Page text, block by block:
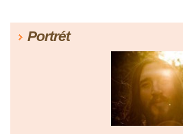
Portrét